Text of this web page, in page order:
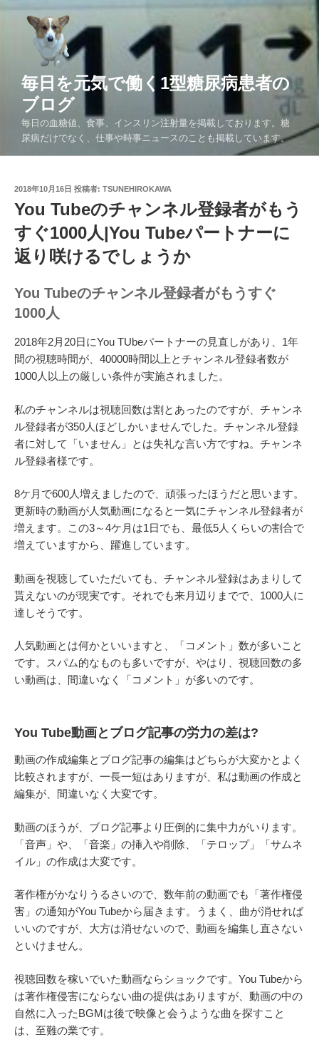
毎日を元気で働く1型糖尿病患者の
ブログ
毎日の血糖値、食事、インスリン注射量を掲載しております。糖
尿病だけでなく、仕事や時事ニュースのことも掲載しています。
投
稿
日:
2018年10月16日 投稿者: TSUNEHIROKAWA
You Tubeのチャンネル登録者がもう
すぐ1000人|You Tubeパートナーに
返り咲けるでしょうか
You Tubeのチャンネル登録者がもうすぐ
1000人
2018年2月20日にYou TUbeパートナーの見直しがあり、1年
間の視聴時間が、40000時間以上とチャンネル登録者数が
1000人以上の厳しい条件が実施されました。
私のチャンネルは視聴回数は割とあったのですが、チャンネ
ル登録者が350人ほどしかいませんでした。チャンネル登録
者に対して「いません」とは失礼な言い方ですね。チャンネ
ル登録者様です。
8ケ月で600人増えましたので、頑張ったほうだと思います。
更新時の動画が人気動画になると一気にチャンネル登録者が
増えます。この3～4ケ月は1日でも、最低5人くらいの割合で
増えていますから、躍進しています。
動画を視聴していただいても、チャンネル登録はあまりして
貰えないのが現実です。それでも来月辺りまでで、1000人に
達しそうです。
人気動画とは何かといいますと、「コメント」数が多いこと
です。スパム的なものも多いですが、やはり、視聴回数の多
い動画は、間違いなく「コメント」が多いのです。
You Tube動画とブログ記事の労力の差は?
動画の作成編集とブログ記事の編集はどちらが大変かとよく
比較されますが、一長一短はありますが、私は動画の作成と
編集が、間違いなく大変です。
動画のほうが、ブログ記事より圧倒的に集中力がいります。
「音声」や、「音楽」の挿入や削除、「テロップ」「サムネ
イル」の作成は大変です。
著作権がかなりうるさいので、数年前の動画でも「著作権侵
害」の通知がYou Tubeから届きます。うまく、曲が消せれば
いいのですが、大方は消せないので、動画を編集し直さない
といけません。
視聴回数を稼いでいた動画ならショックです。You Tubeから
は著作権侵害にならない曲の提供はありますが、動画の中の
自然に入ったBGMは後で映像と会うような曲を探すこと
は、至難の業です。